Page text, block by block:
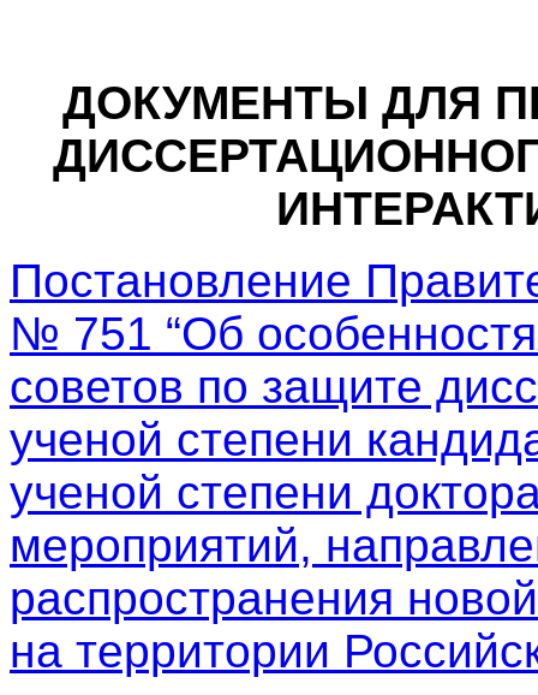
ДОКУМЕНТЫ ДЛЯ
Постановление
№ 751 “Об
советов по защите
ученой степени
ученой степени
мероприятий,
распространения
на территории